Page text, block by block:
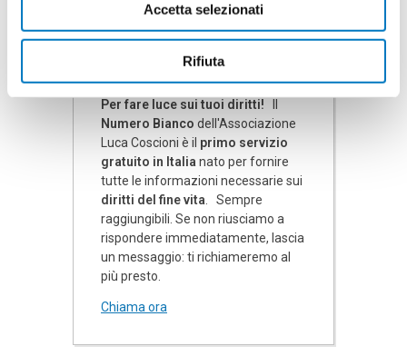
Accetta selezionati
Rifiuta
Per fare luce sui tuoi diritti!
Numero Bianco dell'Associazione
Luca Coscioni è il primo servizio
gratuito in Italia nato per fornire
tutte le informazioni necessarie sui
diritti del fine vita . Sempre
raggiungibili. Se non riusciamo a
rispondere immediatamente, lascia
un messaggio: ti richiameremo al
più presto.
Chiama ora